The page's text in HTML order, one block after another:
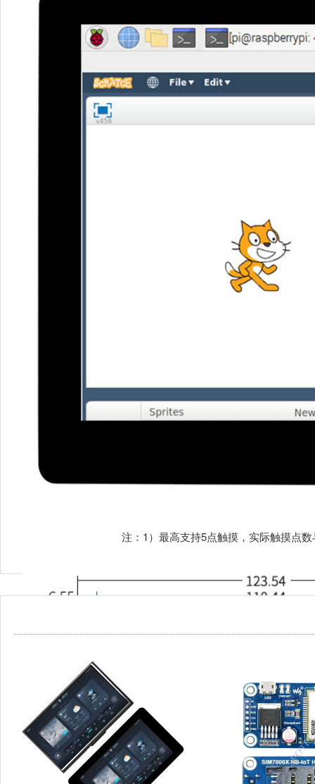
注：1）最高支持5点触摸，实际触摸点